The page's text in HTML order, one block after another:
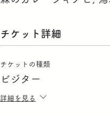
チケット詳細
チケットの種類
ビジター
詳細を見る